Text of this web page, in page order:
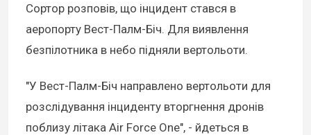
Сортор розповів, що інцидент стався в
аеропорту Вест-Палм-Біч. Для виявлення
безпілотника в небо підняли вертольоти.
"У Вест-Палм-Біч направлено вертольоти для
розслідування інциденту вторгнення дронів
поблизу літака Air Force One", - йдеться в